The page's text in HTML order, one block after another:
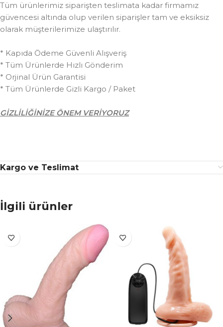
Tüm ürünlerimiz siparişten teslimata kadar firmamız
güvencesi altında olup verilen siparişler tam ve eksiksiz
olarak müşterilerimize ulaştırılır.
* Kapıda Ödeme Güvenli Alışveriş
* Tüm Ürünlerde Hızlı Gönderim
* Orjinal Ürün Garantisi
* Tüm Ürünlerde Gizli Kargo / Paket
GİZLİLİĞİNİZE ÖNEM VERİYORUZ
Kargo ve Teslimat
İlgili ürünler